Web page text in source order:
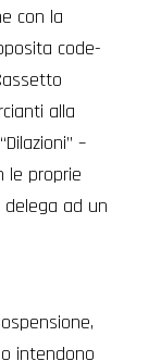
con la
code-
alla
–
le proprie
delega ad un
intendono